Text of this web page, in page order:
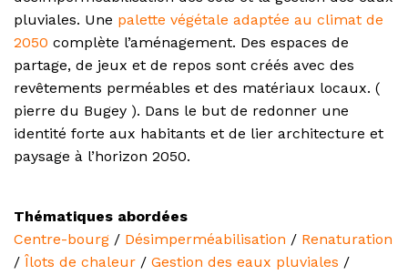
pluviales. Une palette végétale adaptée au climat de
2050 complète l’aménagement. Des espaces de
partage, de jeux et de repos sont créés avec des
revêtements perméables et des matériaux locaux. (
pierre du Bugey ). Dans le but de redonner une
identité forte aux habitants et de lier architecture et
paysage à l’horizon 2050.
Thématiques abordées
Centre-bourg / Désimperméabilisation / Renaturation
/ Îlots de chaleur / Gestion des eaux pluviales /